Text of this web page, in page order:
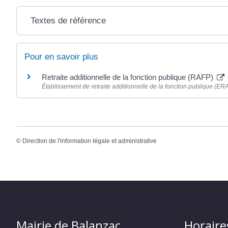
Textes de référence
Pour en savoir plus
Retraite additionnelle de la fonction publique (RAFP)
Établissement de retraite additionnelle de la fonction publique
© Direction de l'information légale et administrative